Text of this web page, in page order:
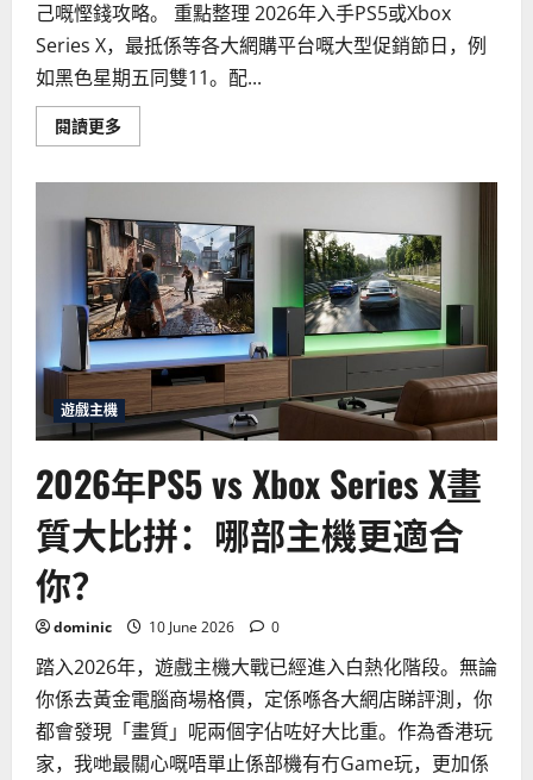
己嘅慳錢攻略。 重點整理 2026年入手PS5或Xbox
Series X，最抵係等各大網購平台嘅大型促銷節日，例
如黑色星期五同雙11。配...
閱讀更多Read
more
最
抵
價
錢
買
到
PS5
或
Xbox
Series
X？
2026
年
入
時
機
與
優
惠
攻
遊戲主機
2026年PS5 vs Xbox Series X畫
質大比拼：哪部主機更適合
你？
dominic 10 June 2026 0
踏入2026年，遊戲主機大戰已經進入白熱化階段。無論
你係去黃金電腦商場格價，定係喺各大網店睇評測，你
都會發現「畫質」呢兩個字佔咗好大比重。作為香港玩
家，我哋最關心嘅唔單止係部機有冇Game玩，更加係